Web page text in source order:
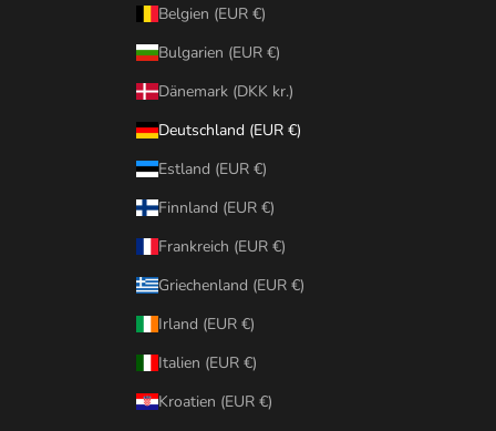
Belgien (EUR €)
Bulgarien (EUR €)
Dänemark (DKK kr.)
Deutschland (EUR €)
Estland (EUR €)
Finnland (EUR €)
Frankreich (EUR €)
Griechenland (EUR €)
Irland (EUR €)
Italien (EUR €)
Kroatien (EUR €)